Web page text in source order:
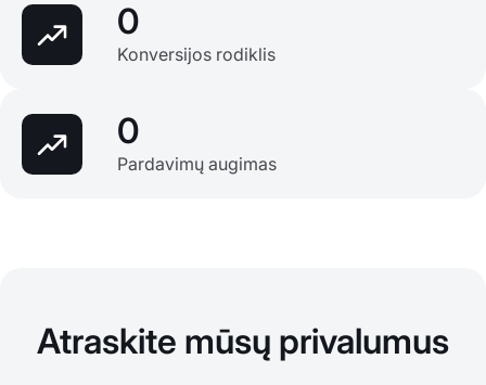
0
Konversijos rodiklis
0
Pardavimų augimas
Atraskite mūsų privalumus